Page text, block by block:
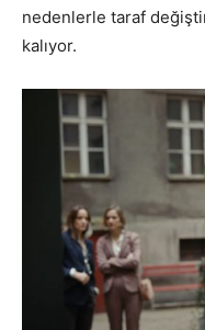
nedenlerle taraf
kalıyor.